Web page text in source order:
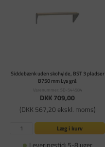
Siddebænk uden skohylde, BST 3 pladser
B750 mm Lys grå
Varenummer: SD-544584
DKK 709,00
(DKK 567,20 ekskl. moms)
Læg i kurv
Leveringstid: 5-8 uger